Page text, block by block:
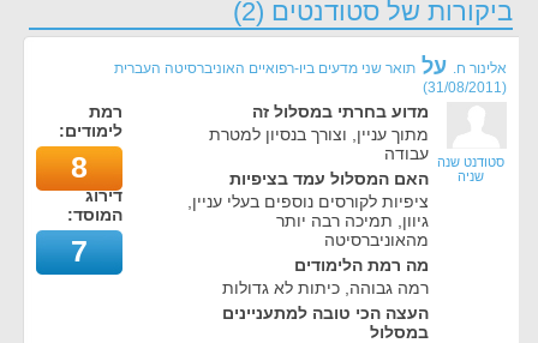
ביקורות של סטודנטים (2)
אלינור ח. על תואר שני מדעים ביו-רפואיים האוניברסיטה העברית
(
31/08/2011
)
סטודנט שנה
שניה
מדוע בחרתי במסלול זה
מתוך עניין, וצורך בנסיון למטרת
עבודה
האם המסלול עמד בציפיות
ציפיות לקורסים נוספים בעלי עניין,
גיוון, תמיכה רבה יותר
מהאוניברסיטה
מה רמת הלימודים
רמה גבוהה, כיתות לא גדולות
העצה הכי טובה למתעניינים
במסלול
רמת
לימודים:
8
דירוג
המוסד:
7